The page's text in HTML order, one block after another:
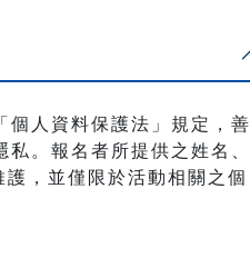
個人資料保護法」規定，善
。報名者所提供之姓名、
，並僅限於活動相關之個